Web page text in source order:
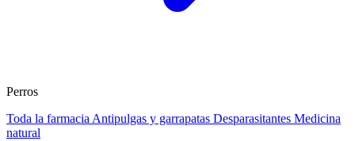
Perros
Toda la farmacia Antipulgas y garrapatas Desparasitantes Medicina
natural